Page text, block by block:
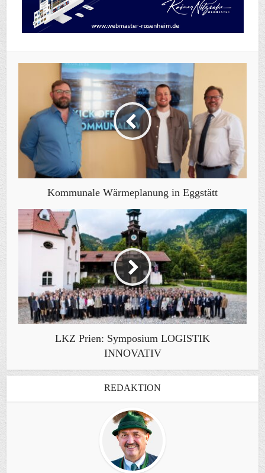
Kommunale Wärmeplanung in Eggstätt
LKZ Prien: Symposium LOGISTIK
INNOVATIV
REDAKTION